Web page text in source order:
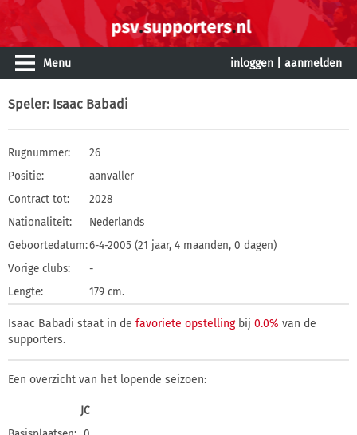
Menu inloggen aanmelden
Speler: Isaac Babadi
Rugnummer:
26
Positie:
aanvaller
Contract tot:
2028
Nationaliteit:
Nederlands
Geboortedatum:6-4-2005 (21 jaar, 4 maanden, 0 dagen)
Vorige clubs:
-
Lengte:
179 cm.
Isaac Babadi staat in de favoriete opstellingbij 0.0% van de
supporters.
Een overzicht van het lopende seizoen:
JC